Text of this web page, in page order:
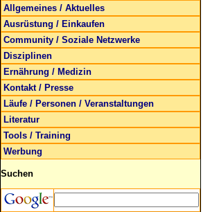
Allgemeines / Aktuelles
Ausrüstung / Einkaufen
Community / Soziale Netzwerke
Disziplinen
Ernährung / Medizin
Kontakt / Presse
Läufe / Personen / Veranstaltungen
Literatur
Tools / Training
Werbung
Suchen